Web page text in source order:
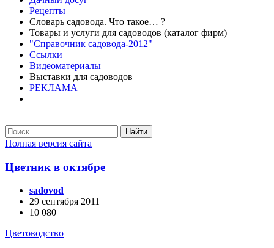
Рецепты
Словарь садовода. Что такое… ?
Товары и услуги для садоводов (каталог фирм)
"Справочник садовода-2012"
Ссылки
Видеоматериалы
Выставки для садоводов
РЕКЛАМА
Найти
Полная версия сайта
Цветник в октябре
sadovod
29 сентября 2011
10 080
Цветоводство